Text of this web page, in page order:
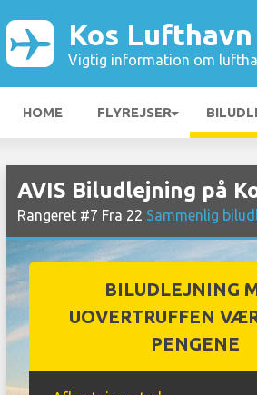
Kos Lufthavn
Vigtig information om
HOME FLYREJSER
AVIS Biludlejning på
Rangeret #7 Fra 22 Sammenlig
BILUDLEJNING
UOVERTRUFFEN
PENGENE